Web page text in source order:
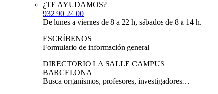
¿TE AYUDAMOS?
932 90 24 00
De lunes a viernes de 8 a 22 h, sábados de 8 a 14 h.
ESCRÍBENOS
Formulario de información general
DIRECTORIO LA SALLE CAMPUS
BARCELONA
Busca organismos, profesores, investigadores…